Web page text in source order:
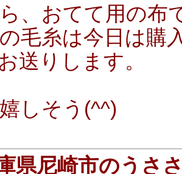
、おてて用の布
毛糸は今日は購
送りします。
しそう(^^)
県尼崎市のうさ